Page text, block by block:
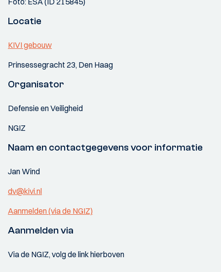
Locatie
KIVI gebouw
Prinsessegracht 23, Den Haag
Organisator
Defensie en Veiligheid
NGIZ
Naam en contactgegevens voor informatie
Jan Wind
dv@kivi.nl
Aanmelden (via de NGIZ)
Aanmelden via
Via de NGIZ, volg de link hierboven